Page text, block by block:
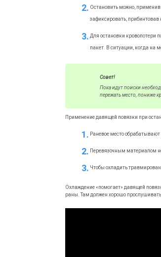
Остановить можно, применив
зафиксировать, прибинтовав
Для остановки кровопотери
пакет. В ситуации, когда на
Совет!
Пока идут поиски
пережать место, пониже
Применение давящей повязки при
Раневое место
Перевязочным материалом
Чтобы охладить
Охлаждение «помогает» давящей
раны. Там должен хорошо